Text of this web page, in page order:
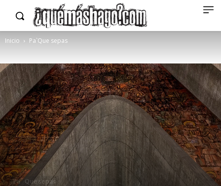
Inicio Pa`Que sepas
Pa`Que sepas